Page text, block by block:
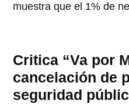
muestra que el 1% de
Critica “Va por
cancelación de
seguridad